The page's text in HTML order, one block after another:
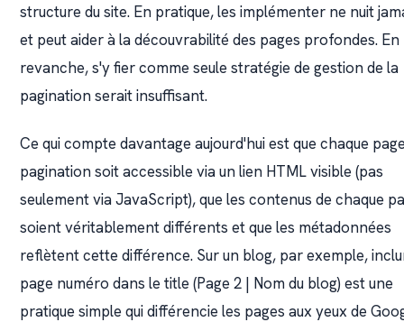
structure du site. En pratique, les implémenter ne nuit
et peut aider à la découvrabilité des pages profondes. En
revanche, s'y fier comme seule stratégie de gestion de la
pagination serait insuffisant.
Ce qui compte davantage aujourd'hui est que chaque
pagination soit accessible via un lien HTML visible (pas
seulement via JavaScript), que les contenus de chaque
soient véritablement différents et que les métadonnées
reflètent cette différence. Sur un blog, par exemple,
page numéro dans le title (Page 2 | Nom du blog) est une
pratique simple qui différencie les pages aux yeux de